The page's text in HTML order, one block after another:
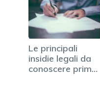
Le principali
insidie legali da
conoscere prima